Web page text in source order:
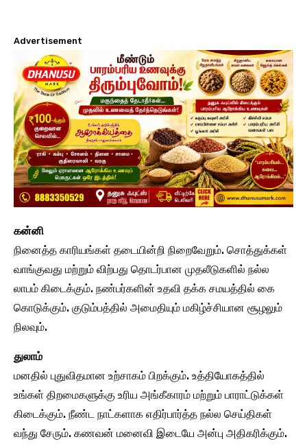
Advertisement
கன்னி
நினைத்த காரியங்கள் தடையின்றி நிறைவேறும். சொத்துக்கள்
வாங்குவது மற்றும் விற்பது தொடர்பான முதலீடுகளில் நல்ல
லாபம் கிடைக்கும். நண்பர்களின் உதவி தக்க சமயத்தில் கை
கொடுக்கும். குடும்பத்தில் அமைதியும் மகிழ்ச்சியான சூழலும்
நிலவும்.
துலாம்
மனதில் புதுவிதமான உற்சாகம் பிறக்கும். உத்தியோகத்தில்
உங்கள் திறமைகளுக்கு உரிய அங்கீகாரம் மற்றும் பாராட்டுக்கள்
கிடைக்கும். நீண்ட நாட்களாக எதிர்பார்த்த நல்ல செய்திகள்
வந்து சேரும். கணவன் மனைவி இடையே அன்பு அதிகரிக்கும்.